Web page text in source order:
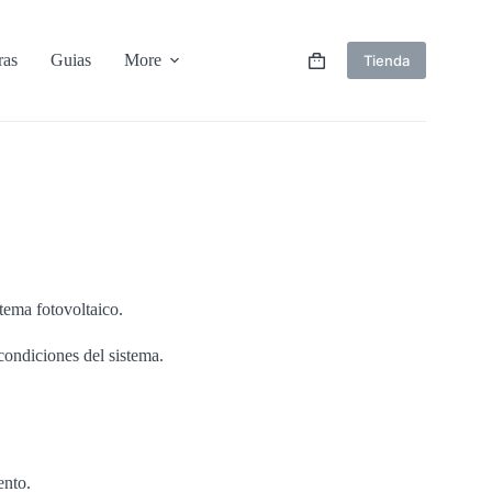
Guias More
ShoppingTienda
fotovoltaico.
del sistema.